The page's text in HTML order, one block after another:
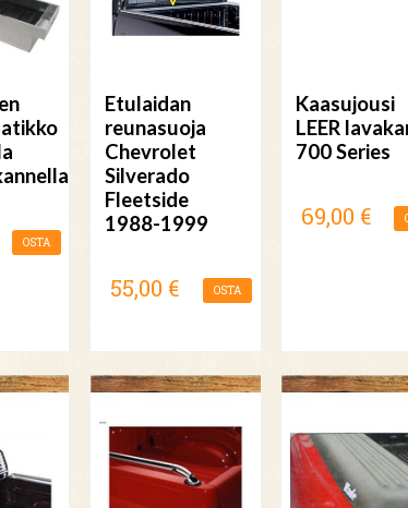
OSTA
Etulaidan
reunasuoja
Chevrolet
Silverado
Fleetside
1988-1999
55,00 € OSTA
Kaasujousi
LEER
700 Series
69,00 €